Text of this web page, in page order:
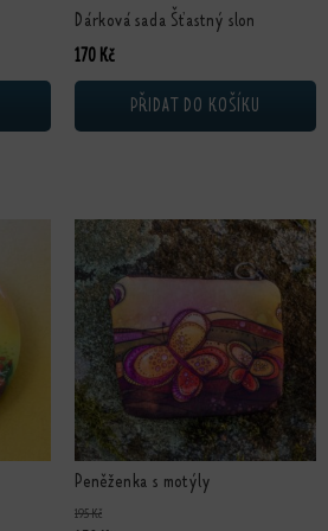
Dárková sada Šťastný slon
170 Kč
PŘIDAT DO KOŠÍKU
Peněženka s motýly
195Kč